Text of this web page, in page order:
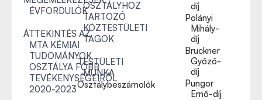
ÉVFORDULÓK
ÁTTEKINTÉS AZ
MTA KÉMIAI
TUDOMÁNYOK
OSZTÁLYA FŐBB
TEVÉKENYSÉGEIRŐL
2020-2023
OSZTÁLYHOZ
TARTOZÓ
KÖZTESTÜLETI
TAGOK
TESTÜLETI
MUNKA
Osztálybeszámolók
díj
Polányi
Mihály-
díj
Bruckner
Győző-
díj
Pungor
Ernő-díj